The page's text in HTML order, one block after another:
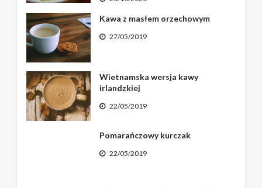
Kawa z masłem orzechowym
27/05/2019
Wietnamska wersja kawy
irlandzkiej
22/05/2019
Pomarańczowy kurczak
22/05/2019